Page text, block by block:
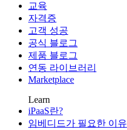
교육
자격증
고객 성공
공식 블로그
제품 블로그
연동 라이브러리
Marketplace
Learn
iPaaS란?
임베디드가 필요한 이유